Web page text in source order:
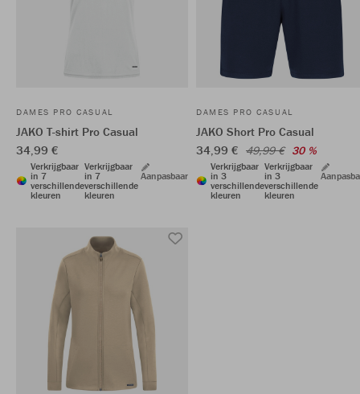
DAMES PRO CASUAL
JAKO T-shirt Pro Casual
34,99 €
Verkrijgbaar
in 7
verschillende
kleuren
Verkrijgbaar
in 7
verschillende
kleuren
Aanpasbaar
DAMES PRO CASUAL
JAKO Short Pro Casual
34,99 € 49,99 € 30 %
Verkrijgbaar
in 3
verschillende
kleuren
Verkrijgbaar
in 3
verschillende
kleuren